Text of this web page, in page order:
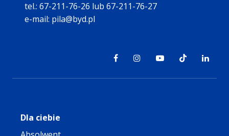
tel.: 67-211-76-26 lub 67-211-76-27
e-mail: pila@byd.pl
Dla ciebie